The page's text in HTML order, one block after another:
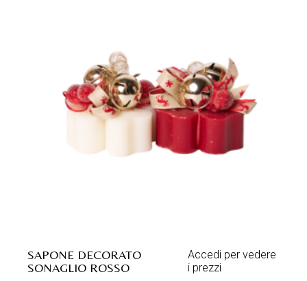
SAPONE DECORATO
SONAGLIO ROSSO
Accedi per vedere
i prezzi